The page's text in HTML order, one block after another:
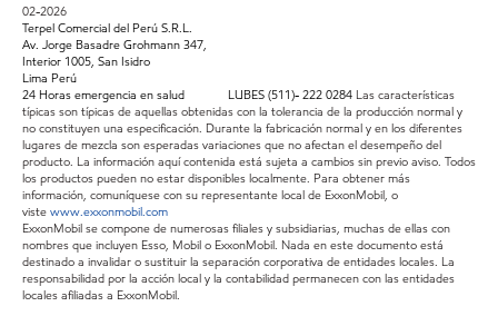
02-2026
Terpel Comercial del Perú S.R.L.
Av. Jorge Basadre Grohmann 347,
Interior 1005, San Isidro
Lima Perú
24 Horas emergencia en salud LUBES (511)- 222 0284 Las características
típicas son típicas de aquellas obtenidas con la tolerancia de la producción normal y
no constituyen una especificación. Durante la fabricación normal y en los diferentes
lugares de mezcla son esperadas variaciones que no afectan el desempeño del
producto. La información aquí contenida está sujeta a cambios sin previo aviso. Todos
los productos pueden no estar disponibles localmente. Para obtener más
información, comuníquese con su representante local de ExxonMobil, o
vistewww.exxonmobil.com
ExxonMobil se compone de numerosas filiales y subsidiarias, muchas de ellas con
nombres que incluyen Esso, Mobil o ExxonMobil. Nada en este documento está
destinado a invalidar o sustituir la separación corporativa de entidades locales. La
responsabilidad por la acción local y la contabilidad permanecen con las entidades
locales afiliadas a ExxonMobil.